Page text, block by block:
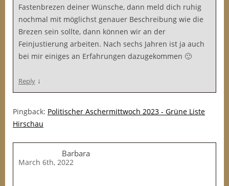
Fastenbrezen deiner Wünsche, dann meld dich ruhig
nochmal mit möglichst genauer Beschreibung wie die
Brezen sein sollte, dann können wir an der
Feinjustierung arbeiten. Nach sechs Jahren ist ja auch
bei mir einiges an Erfahrungen dazugekommen 🙂
Reply ↓
Pingback: Politischer Aschermittwoch 2023 - Grüne Liste
Hirschau
Barbara
March 6th, 2022